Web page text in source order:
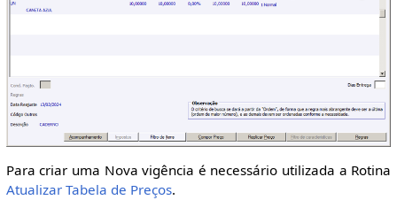
Para criar uma Nova vigência é necessário utilizada a Rotina
Atualizar Tabela de Preços.